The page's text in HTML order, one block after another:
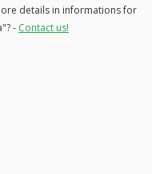
details in informations for
- Contact us!